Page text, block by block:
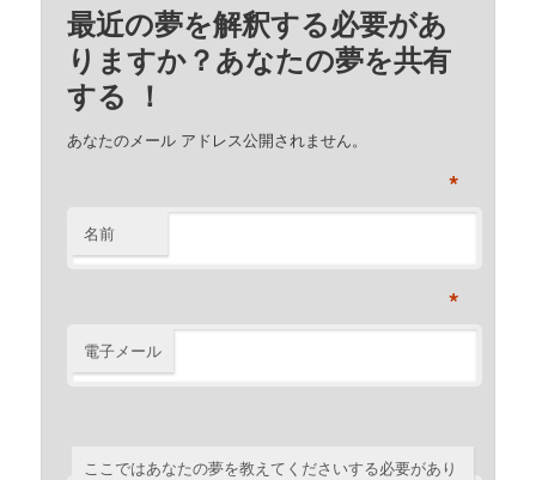
最近の夢を解釈する必要があ
りますか？あなたの夢を共有
する ！
あなたのメール アドレス公開されません。
名前
*
電子メール
*
ここではあなたの夢を教えてくださいする必要があり